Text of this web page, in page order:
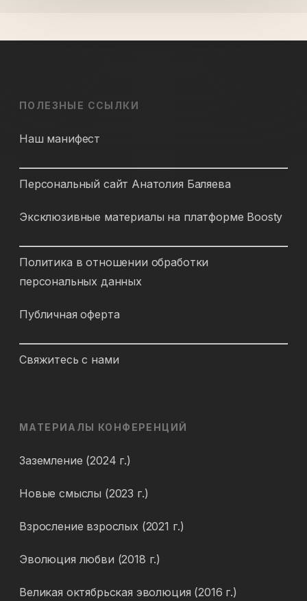
ПОЛЕЗНЫЕ ССЫЛКИ
Наш манифест
Персональный сайт Анатолия Баляева
Эксклюзивные материалы на платформе Boosty
Политика в отношении обработки
персональных данных
Публичная оферта
Свяжитесь с нами
МАТЕРИАЛЫ КОНФЕРЕНЦИЙ
Заземление (2024 г.)
Новые смыслы (2023 г.)
Взросление взрослых (2021 г.)
Эволюция любви (2018 г.)
Великая октябрьская эволюция (2016 г.)